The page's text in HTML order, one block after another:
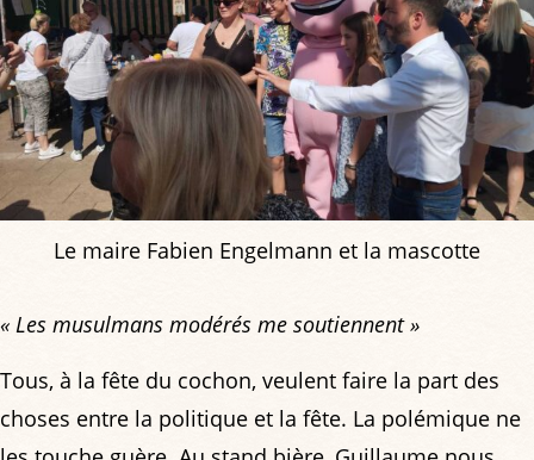
Le maire Fabien Engelmann et la mascotte
« Les musulmans modérés me soutiennent »
Tous, à la fête du cochon, veulent faire la part des
choses entre la politique et la fête. La polémique ne